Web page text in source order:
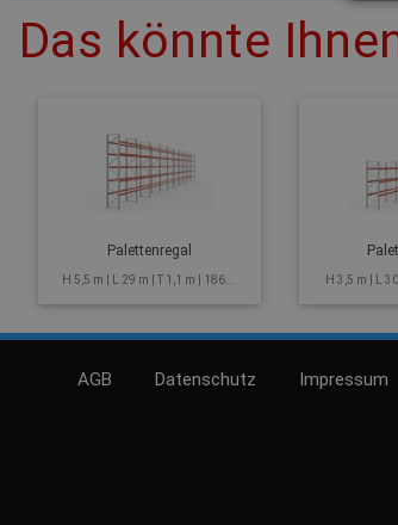
Das könnte
Palettenregal
H 5,5 m | L 29 m | T 1,1 m | 186... H 3,5 m | L
AGB Datenschutz Impressum